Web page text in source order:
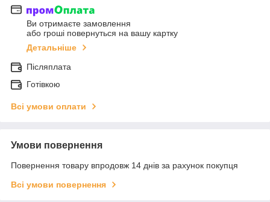
Ви отримаєте замовлення
або гроші повернуться на вашу картку
Детальніше
Післяплата
Готівкою
Всі умови оплати
Умови повернення
Повернення товару впродовж 14 днів за рахунок покупця
Всі умови повернення